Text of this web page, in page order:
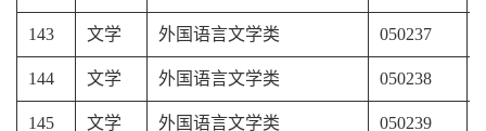
143 文学 外国语言文学类 050237
144 文学 外国语言文学类 050238
145 文学 外国语言文学类 050239